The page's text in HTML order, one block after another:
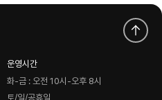
운영시간
화-금 : 오전 10시-오후 8시
토/일/공휴일